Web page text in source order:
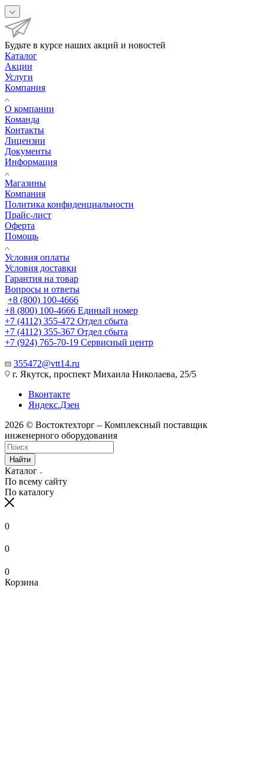
Будьте в курсе наших акций и новостей
Каталог
Акции
Услуги
Компания
О компании
Команда
Контакты
Лицензии
Документы
Информация
Магазины
Компания
Политика конфиденциальности
Прайс-лист
Оферта
Помощь
Условия оплаты
Условия доставки
Гарантия на товар
Вопросы и ответы
+8 (800) 100-4666
+8 (800) 100-4666 Единый номер
+7 (4112) 355-472 Отдел сбыта
+7 (4112) 355-367 Отдел сбыта
+7 (924) 765-70-19 Сервисный центр
355472@vtt14.ru
г. Якутск, проспект Михаила Николаева, 25/5
Вконтакте
Яндекс.Дзен
2026 © Востоктехторг – Комплексный поставщик
инженерного оборудования
Найти
Каталог
По всему сайту
По каталогу
0
0
0
Корзина